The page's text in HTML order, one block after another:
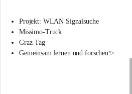
s
s
c
Projekt: WLAN Signalsuche
Missimo-Truck
Graz-Tag
Gemeinsam lernen und forschen✨